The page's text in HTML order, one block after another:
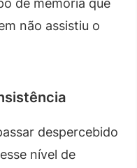
de memória que
não assistiu o
despercebido
nível de